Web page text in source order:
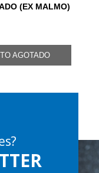
(EX MALMO)
AGOTADO